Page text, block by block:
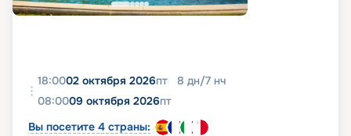
18:0002 октября 2026пт 8 дн/7 нч
08:0009 октября 2026пт
Вы посетите 4 страны: